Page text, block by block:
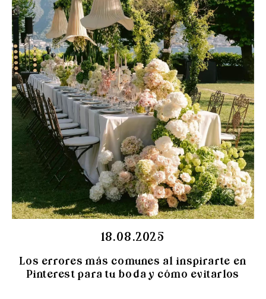
18.08.2025
Los errores más comunes al inspirarte en
Pinterest para tu boda y cómo evitarlos